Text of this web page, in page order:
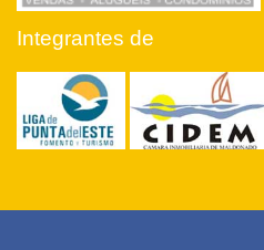
Integrantes de